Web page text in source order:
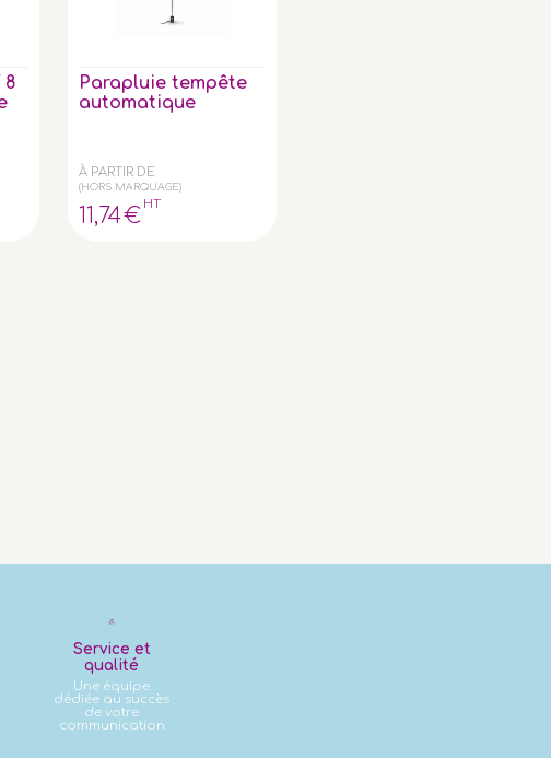
8
Parapluie tempête
automatique
À PARTIR DE
(HORS MARQUAGE)
11,74€
HT
Service et
qualité
Une équipe
dédiée au succès
de votre
communication